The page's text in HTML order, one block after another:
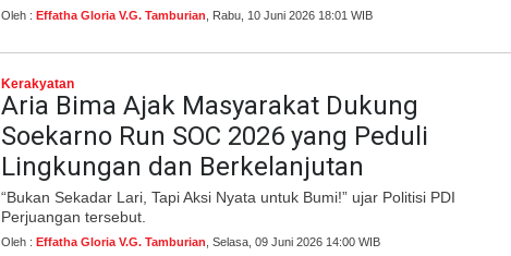
Oleh : Effatha Gloria V.G. Tamburian , Rabu, 10 Juni 2026 18:01 WIB
Kerakyatan
Aria Bima Ajak Masyarakat Dukung
Soekarno Run SOC 2026 yang Peduli
Lingkungan dan Berkelanjutan
“Bukan Sekadar Lari, Tapi Aksi Nyata untuk Bumi!” ujar Politisi PDI
Perjuangan tersebut.
Oleh : Effatha Gloria V.G. Tamburian , Selasa, 09 Juni 2026 14:00 WIB